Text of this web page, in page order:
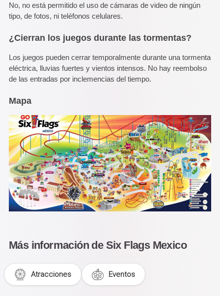
No, no está permitido el uso de cámaras de video de ningún
tipo, de fotos, ni teléfonos celulares.
¿Cierran los juegos durante las tormentas?
Los juegos pueden cerrar temporalmente durante una tormenta
eléctrica, lluvias fuertes y vientos intensos. No hay reembolso
de las entradas por inclemencias del tiempo.
Mapa
Más información de Six Flags Mexico
Atracciones Eventos